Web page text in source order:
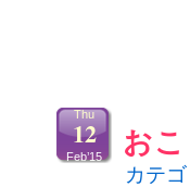
お
Thu
12
Feb’15
カテ